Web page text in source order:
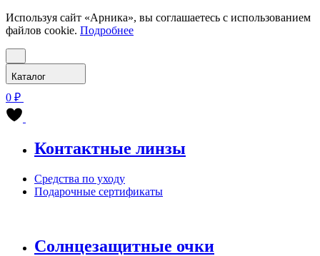
Используя сайт «Арника», вы соглашаетесь с использованием
файлов cookie. Подробнее
Каталог
0 ₽
Контактные линзы
Средства по уходу
Подарочные сертификаты
Солнцезащитные очки